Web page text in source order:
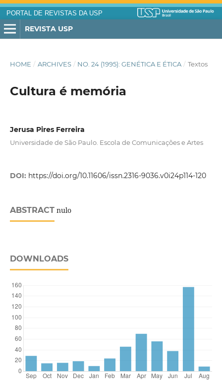
PORTAL DE REVISTAS DA USP
REVISTA USP
HOME / ARCHIVES / NO. 24 (1995): GENÉTICA E ÉTICA / Textos
Cultura é memória
Jerusa Pires Ferreira
Universidade de São Paulo. Escola de Comunicações e Artes
DOI: https://doi.org/10.11606/issn.2316-9036.v0i24p114-120
ABSTRACTnulo
DOWNLOADS